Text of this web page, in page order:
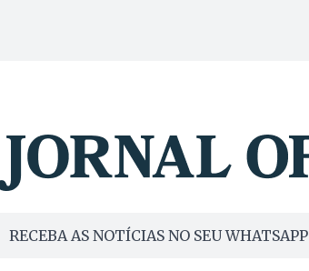
RECEBA AS NOTÍCIAS NO SEU WHATSAPP